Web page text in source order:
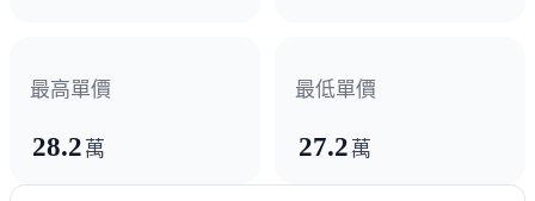
最高單價
28.2 萬
最低單價
27.2 萬